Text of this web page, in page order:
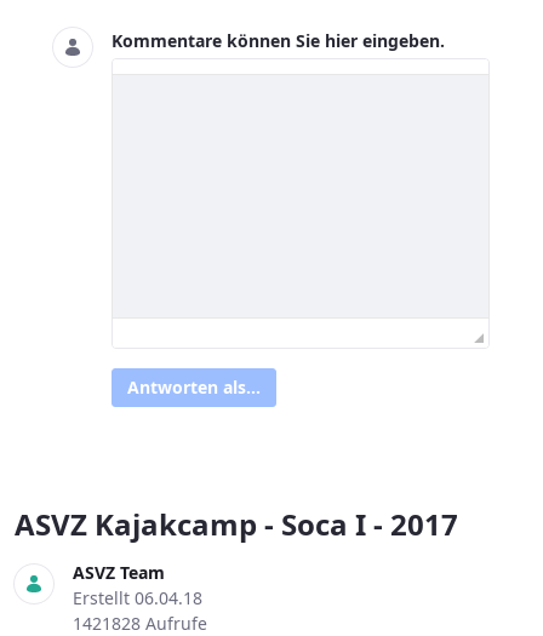
Kommentare können Sie hier eingeben.
Antworten als...
ASVZ Kajakcamp - Soca I - 2017
ASVZ Team
Erstellt 06.04.18
1421828 Aufrufe